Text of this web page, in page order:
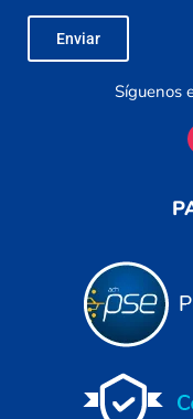
Enviar
Síguenos